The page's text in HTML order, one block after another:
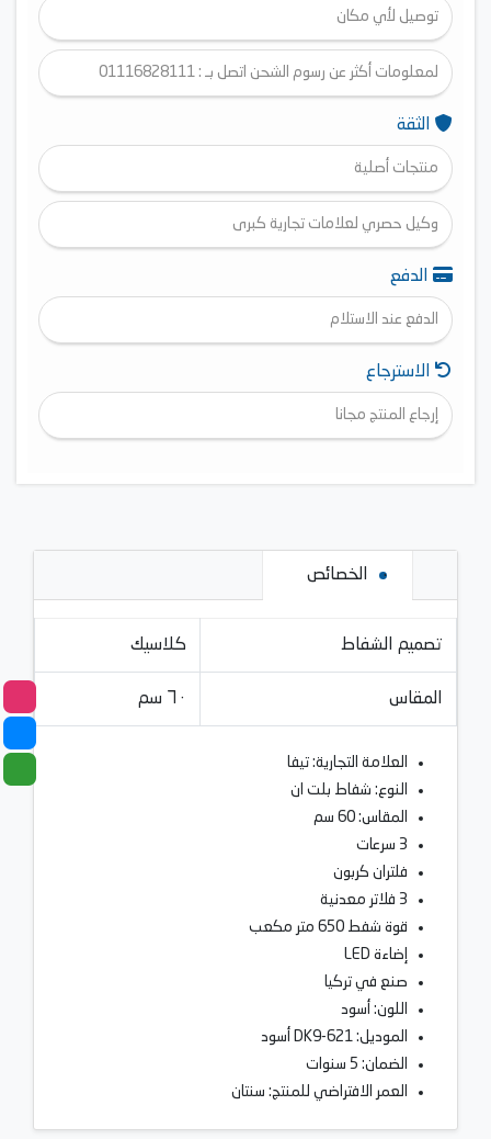
توصيل لأي مكان
لمعلومات أكثر عن رسوم الشحن اتصل بـ : 01116828111
الثقة
منتجات أصلية
وكيل حصري لعلامات تجارية كبرى
الدفع
الدفع عند الاستلام
الاسترجاع
إرجاع المنتج مجانا
الخصائص
تصميم الشفاط كلاسيك
المقاس ٦٠ سم
العلامة التجارية: تيفا
النوع: شفاط بلت ان
المقاس: 60 سم
3 سرعات
فلتران كربون
3 فلاتر معدنية
قوة شفط 650 متر مكعب
إضاءة LED
صنع في تركيا
اللون: أسود
الموديل: DK9-621 أسود
الضمان: 5 سنوات
العمر الافتراضي للمنتج: سنتان